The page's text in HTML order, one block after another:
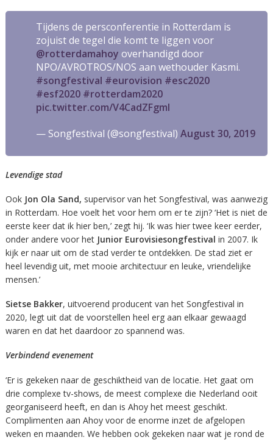
Tijdens de persconferentie in Rotterdam is
zojuist de tegel die komt te liggen voor
@rotterdamahoy overhandigd door
NPO/AVROTROS/NOS aan wethouder Kasmi.
#songfestival #eurovision #esc2020
#esf2020 #rotterdam2020
pic.twitter.com/V4CadZFgml
— Songfestival (@songfestival) August 30, 2019
Levendige stad
Ook Jon Ola Sand, supervisor van het Songfestival, was aanwezig
in Rotterdam. Hoe voelt het voor hem om er te zijn? ‘Het is niet de
eerste keer dat ik hier ben,’ zegt hij. ‘Ik was hier twee keer eerder,
onder andere voor het Junior Eurovisiesongfestival in 2007. Ik
kijk er naar uit om de stad verder te ontdekken. De stad ziet er
heel levendig uit, met mooie architectuur en leuke, vriendelijke
mensen.’
Sietse Bakker, uitvoerend producent van het Songfestival in
2020, legt uit dat de voorstellen heel erg aan elkaar gewaagd
waren en dat het daardoor zo spannend was.
Verbindend evenement
‘Er is gekeken naar de geschiktheid van de locatie. Het gaat om
drie complexe tv-shows, de meest complexe die Nederland ooit
georganiseerd heeft, en dan is Ahoy het meest geschikt.
Complimenten aan Ahoy voor de enorme inzet de afgelopen
weken en maanden. We hebben ook gekeken naar wat je rond de